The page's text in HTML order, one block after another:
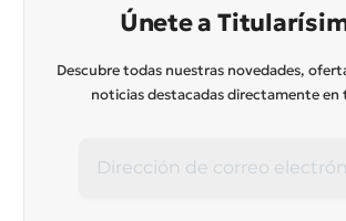
Únete a
Descubre todas nuestras novedades,
noticias destacadas directamente en